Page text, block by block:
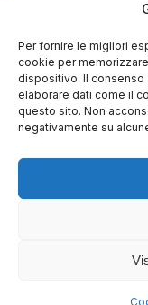
Per fornire le migliori
cookie per
dispositivo. Il
elaborare dati come il
questo sito. Non
negativamente su
ISSN: